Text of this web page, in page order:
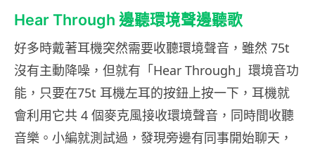
Hear Through 邊聽環境聲邊聽歌
好多時戴著耳機突然需要收聽環境聲音，雖然 75t
沒有主動降噪，但就有「Hear Through」環境音功
能，只要在75t 耳機左耳的按鈕上按一下，耳機就
會利用它共 4 個麥克風接收環境聲音，同時間收聽
音樂。小編就測試過，發現旁邊有同事開始聊天，